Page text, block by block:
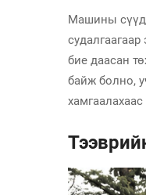
Машины
бие даасан
байж болно,